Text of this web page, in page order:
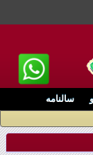
سالنامه